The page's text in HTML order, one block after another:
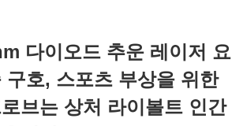
다이오드 추운 레이저 요
구호, 스포츠 부상을 위한
브는 상처 라이볼트 인간